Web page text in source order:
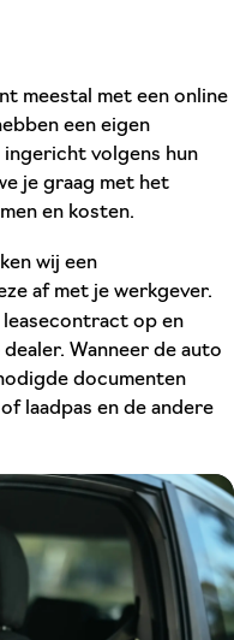
meestal met een online
een eigen
volgens hun
je graag met het
en kosten.
wij een
af met je werkgever.
leasecontract op en
Wanneer de auto
documenten
laadpas en de andere